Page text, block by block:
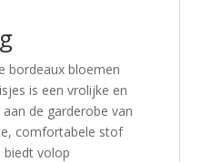
bordeaux bloemen
is een vrolijke en
de garderobe van
comfortabele stof
biedt volop